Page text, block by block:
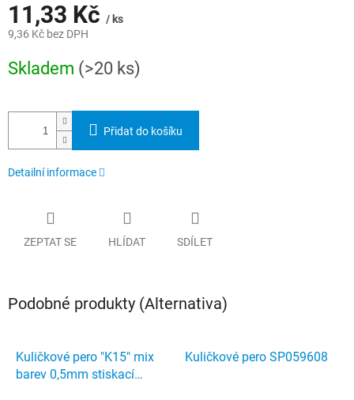
11,33 Kč / ks
9,36 Kč bez DPH
cena:
Skladem (>20 ks)
Přidat do košíku
Detailní informace
ZEPTAT SE HLÍDAT SDÍLET
Podobné produkty (Alternativa)
Kuličkové pero "K15" mix
barev 0,5mm stiskací
Kuličkové pero SP059608